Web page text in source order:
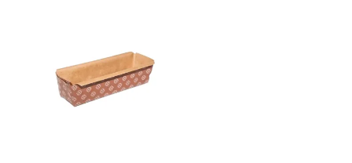
hasta
$3.600